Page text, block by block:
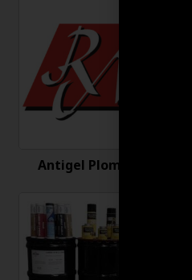
Antigel Plomberie